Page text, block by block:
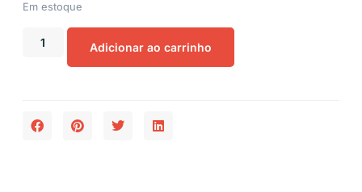
Em estoque
Adicionar ao carrinho